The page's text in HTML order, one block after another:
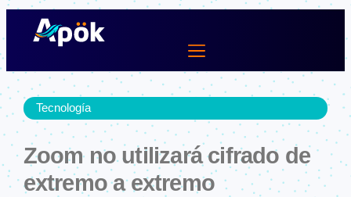
Ir
Tecnología
Zoom no utilizará cifrado de
extremo a extremo